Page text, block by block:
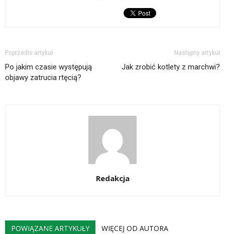
Poprzedni artykuł
Po jakim czasie występują
objawy zatrucia rtęcią?
Następny artykuł
Jak zrobić kotlety z marchwi?
Redakcja
POWIĄZANE ARTYKUŁY WIĘCEJ OD AUTORA